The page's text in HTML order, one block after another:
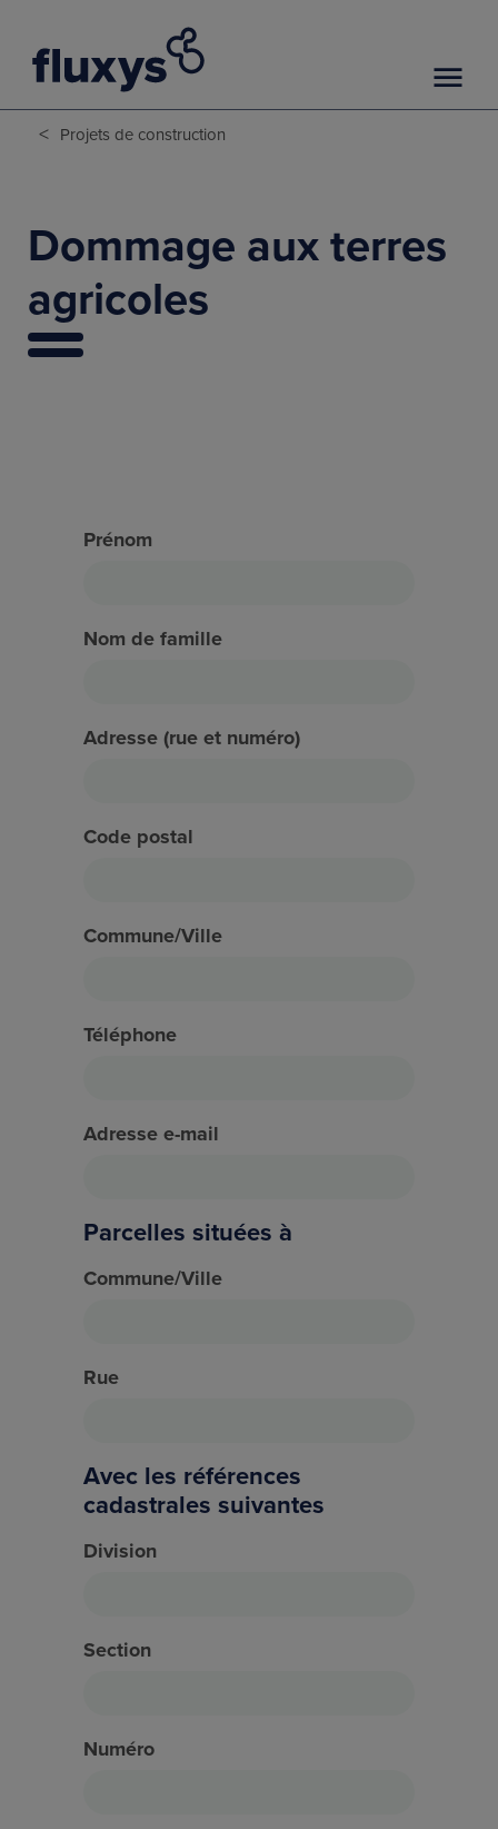
< Projets de construction
Dommage aux terres
agricoles
Prénom
Nom de famille
Adresse (rue et numéro)
Code postal
Commune/Ville
Téléphone
Adresse e-mail
Parcelles situées à
Commune/Ville
Rue
Avec les références
cadastrales suivantes
Division
Section
Numéro